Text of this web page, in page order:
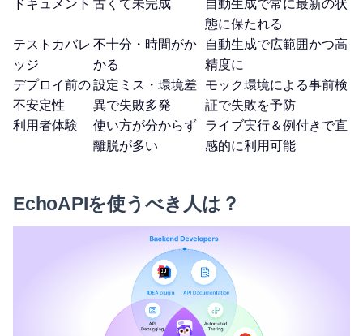
ドキュメント 古くて未完成
自動生成で常に最新の状
態に保たれる
テストカバレ
ッジ
不十分・時間がか
かる
自動生成で広範囲かつ高
精度に
デプロイ前の
不安定性
設定ミス・環境差
異で失敗多発
モック環境による事前検
証で失敗を予防
利用者体験
使い方が分からず
離脱が多い
ライブ実行＆例付きで直
感的に利用可能
EchoAPIを使うべき人は？